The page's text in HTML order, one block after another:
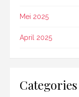
Mei 2025
April 2025
Categories